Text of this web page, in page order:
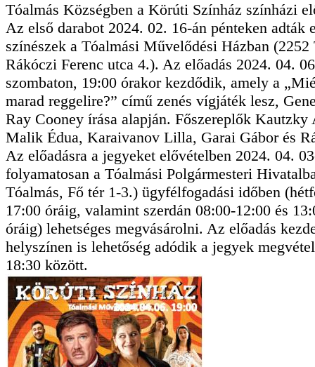
Tóalmás Községben a Körúti Színház színházi
Az első darabot 2024. 02. 16-án pénteken adták
színészek a Tóalmási Művelődési Házban (2252
Rákóczi Ferenc utca 4.). Az előadás 2024. 04.
szombaton, 19:00 órakor kezdődik, amely a
marad reggelire?” című zenés vígjáték lesz,
Ray Cooney írása alapján. Főszereplők Kautzky
Malik Édua, Karaivanov Lilla, Garai Gábor és
Az előadásra a jegyeket elővételben 2024. 04.
folyamatosan a Tóalmási Polgármesteri
Tóalmás, Fő tér 1-3.) ügyfélfogadási időben
17:00 óráig, valamint szerdán 08:00-12:00 és
óráig) lehetséges megvásárolni. Az előadás
helyszínen is lehetőség adódik a jegyek
18:30 között.